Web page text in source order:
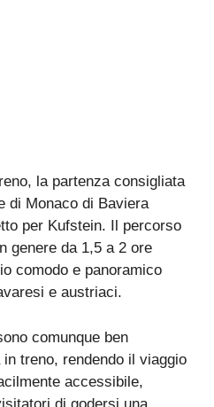
la partenza consigliata
di Monaco di Baviera
per Kufstein. Il percorso
genere da 1,5 a 2 ore
comodo e panoramico
e austriaci.
comunque ben
treno, rendendo il viaggio
accessibile,